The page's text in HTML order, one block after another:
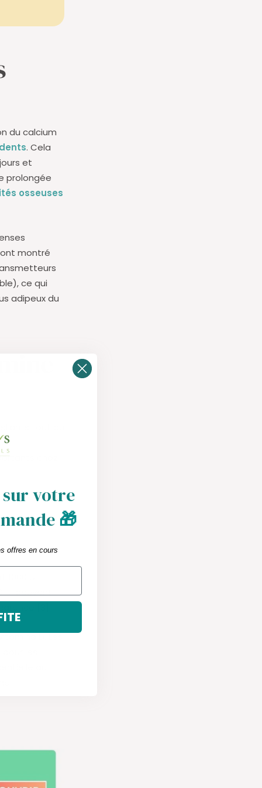
du calcium
. Cela
et
prolongée
osseuses
montré
ce qui
adipeux du
UI peuvent
D. Les
votre
🎁
offres en cours